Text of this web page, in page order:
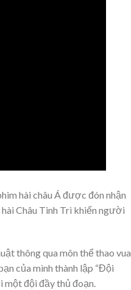
hài châu Á được đón nhận
Châu Tinh Trì khiến người
thông qua môn thể thao vua
của mình thành lập “Đội
một đội đầy thủ đoạn.